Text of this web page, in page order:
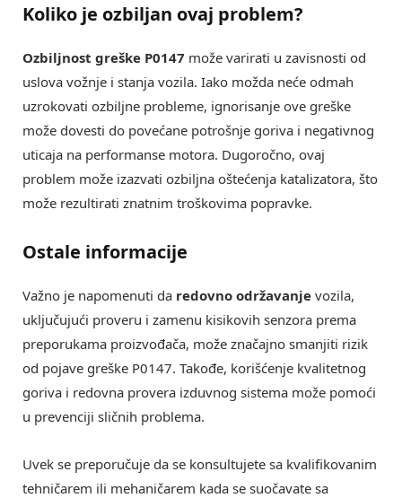
Koliko je ozbiljan ovaj problem?
Ozbiljnost greške P0147 može varirati u zavisnosti od
uslova vožnje i stanja vozila. Iako možda neće odmah
uzrokovati ozbiljne probleme, ignorisanje ove greške
može dovesti do povećane potrošnje goriva i negativnog
uticaja na performanse motora. Dugoročno, ovaj
problem može izazvati ozbiljna oštećenja katalizatora, što
može rezultirati znatnim troškovima popravke.
Ostale informacije
Važno je napomenuti da redovno održavanje vozila,
uključujući proveru i zamenu kisikovih senzora prema
preporukama proizvođača, može značajno smanjiti rizik
od pojave greške P0147. Takođe, korišćenje kvalitetnog
goriva i redovna provera izduvnog sistema može pomoći
u prevenciji sličnih problema.
Uvek se preporučuje da se konsultujete sa kvalifikovanim
tehničarem ili mehaničarem kada se suočavate sa